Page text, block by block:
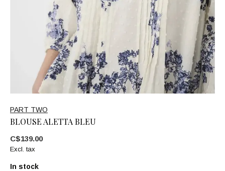
PART TWO
BLOUSE ALETTA BLEU
C$139.00
Excl. tax
In stock